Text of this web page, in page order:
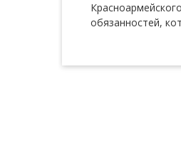
обязанностей,